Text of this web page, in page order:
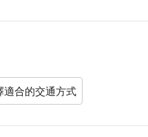
適合的交通方式